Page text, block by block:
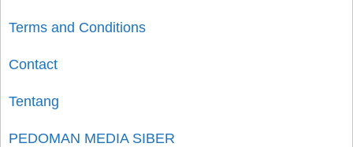
Terms and Conditions
Contact
Tentang
PEDOMAN MEDIA SIBER